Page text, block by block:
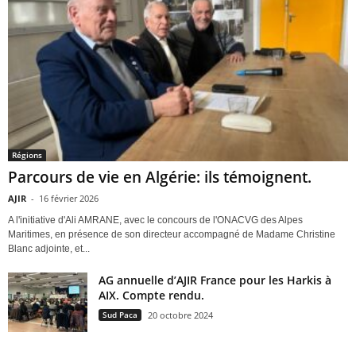
Régions
Parcours de vie en Algérie: ils témoignent.
AJIR - 16 février 2026
A l'initiative d'Ali AMRANE, avec le concours de l'ONACVG des Alpes
Maritimes, en présence de son directeur accompagné de Madame Christine
Blanc adjointe, et...
AG annuelle d’AJIR France pour les Harkis à
AIX. Compte rendu.
Sud Paca 20 octobre 2024